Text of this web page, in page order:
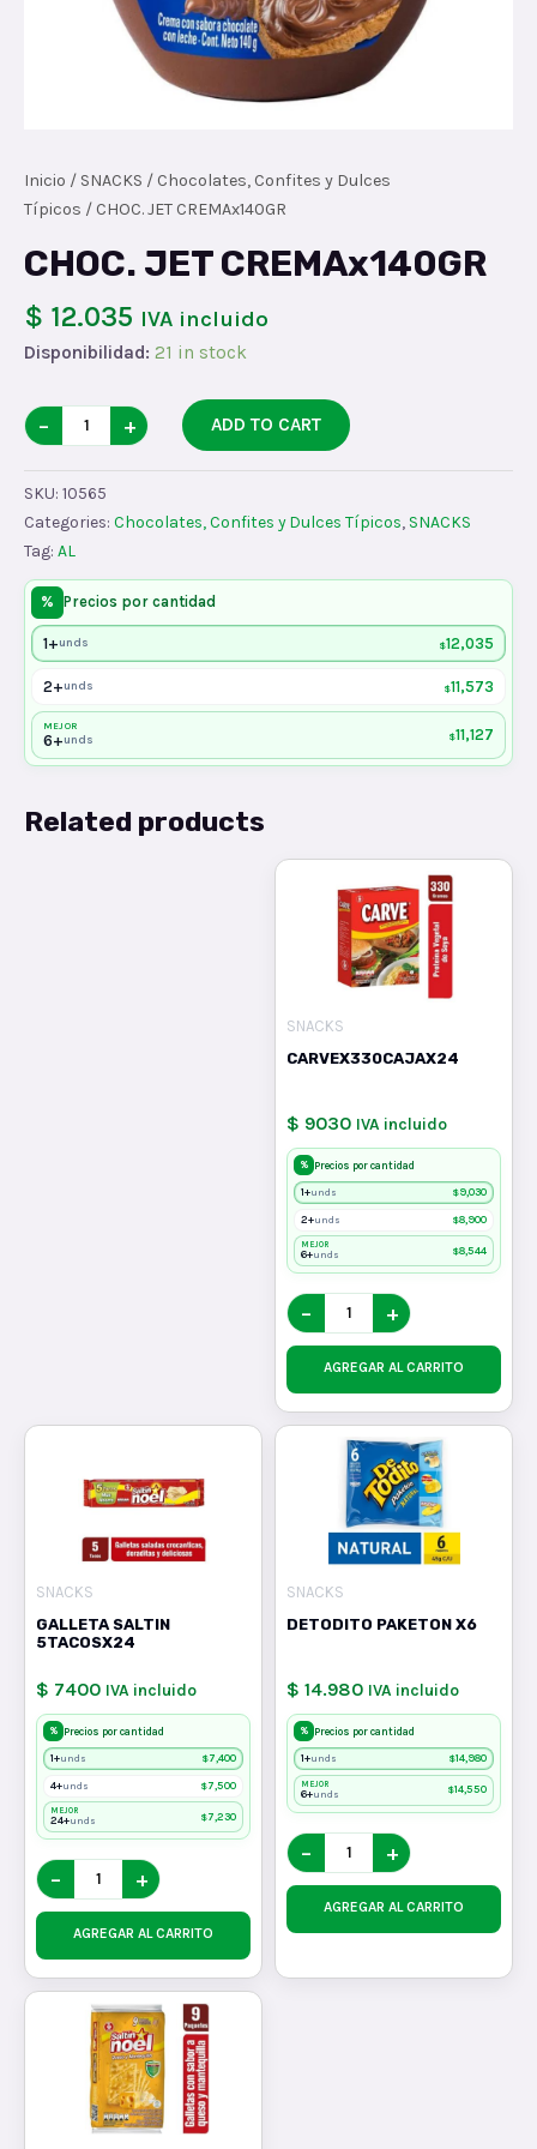
Inicio / SNACKS / Chocolates, Confites y Dulces
Típicos / CHOC. JET CREMAx140GR
CHOC. JET CREMAx140GR
$ 12.035 IVA incluido
Disponibilidad: 21 in stock
CHOC.
JET
CREMAx140GR
quantity
− + ADD TO CART
SKU: 10565
Categories: Chocolates, Confites y Dulces Típicos, SNACKS
Tag: AL
% Precios por cantidad
1+unds $12,035
2+unds $11,573
MEJOR
6+unds $11,127
Related products
SNACKS
CARVEX330CAJAX24
$ 9030 IVA incluido
% Precios por cantidad
1+unds $9,030
2+unds $8,900
MEJOR
6+unds $8,544
− +
AGREGAR AL CARRITO
SNACKS
GALLETA SALTIN
5TACOSX24
$ 7400 IVA incluido
% Precios por cantidad
1+unds $7,400
4+unds $7,500
MEJOR
24+unds $7,230
− +
AGREGAR AL CARRITO
SNACKS
DETODITO PAKETON X6
$ 14.980 IVA incluido
% Precios por cantidad
1+unds $14,980
MEJOR
6+unds $14,550
− +
AGREGAR AL CARRITO